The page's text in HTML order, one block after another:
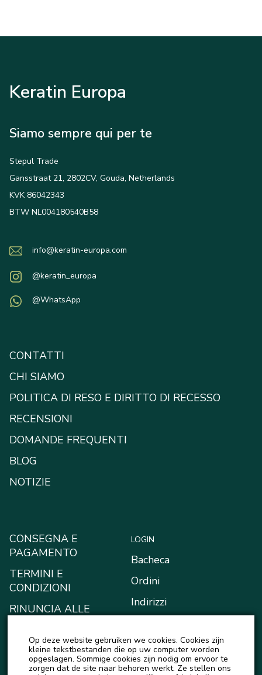
Keratin Europa
Siamo sempre qui per te
Stepul Trade
Gansstraat 21, 2802CV, Gouda, Netherlands
KVK 86042343
BTW NL004180540B58
info@keratin-europa.com
@keratin_europa
@WhatsApp
CONTATTI
CHI SIAMO
POLITICA DI RESO E DIRITTO DI RECESSO
RECENSIONI
DOMANDE FREQUENTI
BLOG
NOTIZIE
CONSEGNA E
PAGAMENTO
TERMINI E
CONDIZIONI
RINUNCIA ALLE
RISARCIMENTO
INFORMATIVA SULLA
PRIVACY
LOGIN
Bacheca
Ordini
Indirizzi
Il mio portafoglio
Account details
Op deze website gebruiken we cookies. Cookies zijn
kleine tekstbestanden die op uw computer worden
opgeslagen. Sommige cookies zijn nodig om ervoor te
zorgen dat de site naar behoren werkt. Ze stellen ons